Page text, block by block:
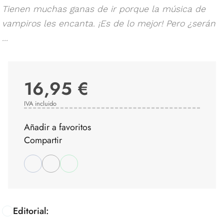
Tienen muchas ganas de ir porque la música de
vampiros les encanta. ¡Es de lo mejor! Pero ¿serán
...
Editorial:
16,95 €
IVA incluido
Añadir a favoritos
Compartir